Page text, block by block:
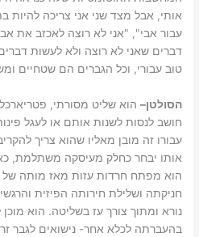
אותי, אבל מצד שני אני צריכה להיות
עבור אבי", "אני לא רוצה לאכזב את
דברים שאני לא רוצה ולא לעשות
טוב עבורי, וכל הגברים הם שטחיים
הסולטן– הוא שליט מסורתי,
חושב לנסות לשנות אותם או לעגל
עבורו זה מובן מאליו שהוא צריך
אותו יבחר כחלק מעיסקה משתלמת,
הוא מפתח חרדות עזות מאז מותה של
חניקתה ושלילת חירותה הפיזית
נורא ומתוך צורך עז בשליטה. הוא
בהעברתה לכלא אחר- נישואים לגבר